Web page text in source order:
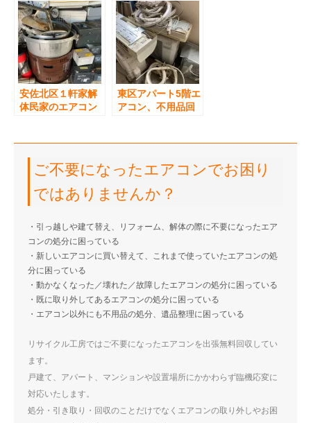
安佐北区１軒家解
体民家のエアコン
東区アパート5階エ
アコン、不用品回
ご不要になったエアコンでお困り
ではありませんか？
・引っ越しや建て替え、リフォーム、解体の際に不要になったエア
コンの処分に困っている
・新しいエアコンに買い替えて、これまで使っていたエアコンの処
分に困っている
・動かなくなった／壊れた／故障したエアコンの処分に困っている
・既に取り外してあるエアコンの処分に困っている
・エアコン以外にも不用品の処分、遺品整理に困っている
リサイクル工房ではご不要になったエアコンを出張無料回収してい
ます。
戸建て、アパート、マンションや設置場所にかかわらず臨機応変に
対応いたします。
処分・引き取り・回収のことだけでなくエアコンの取り外しやお困